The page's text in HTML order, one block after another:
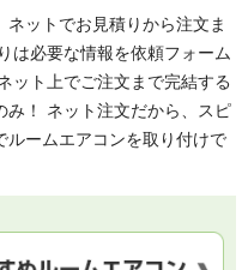
ットでお見積りから注文ま
は必要な情報を依頼フォーム
ット上でご注文まで完結する
み！ ネット注文だから、スピ
ルームエアコンを取り付けで